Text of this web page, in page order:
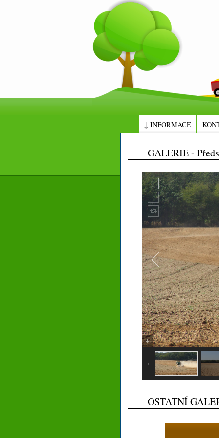
↓ INFORMACE
GALERIE -
OSTATNÍ